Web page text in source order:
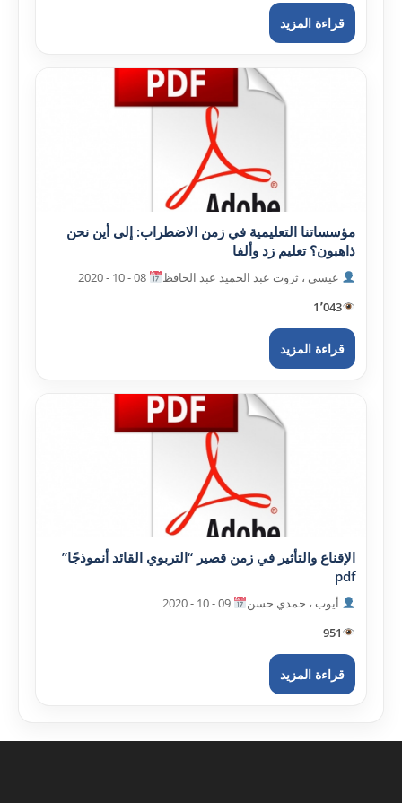
قراءة المزيد
مؤسساتنا التعليمية في زمن الاضطراب: إلى أين نحن
ذاهبون؟ تعليم زد وألفا
عيسى ، ثروت عبد الحميد عبد الحافظ
1٬043
قراءة المزيد
الإقناع والتأثير في زمن قصير “التربوي القائد أنموذجًا”
pdf
أيوب ، حمدي حسن
951
قراءة المزيد